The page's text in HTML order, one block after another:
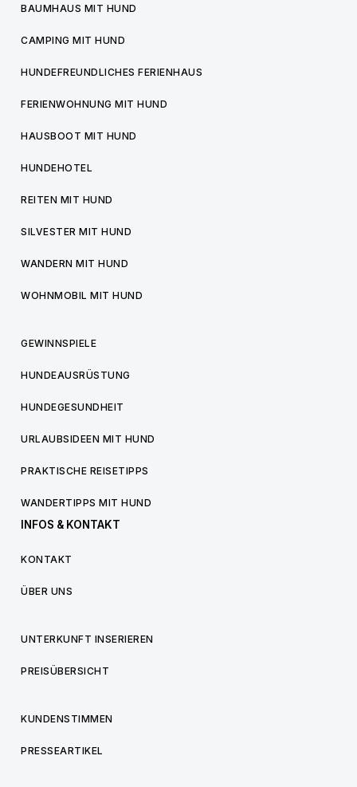
BAUMHAUS MIT HUND
CAMPING MIT HUND
HUNDEFREUNDLICHES FERIENHAUS
FERIENWOHNUNG MIT HUND
HAUSBOOT MIT HUND
HUNDEHOTEL
REITEN MIT HUND
SILVESTER MIT HUND
WANDERN MIT HUND
WOHNMOBIL MIT HUND
GEWINNSPIELE
HUNDEAUSRÜSTUNG
HUNDEGESUNDHEIT
URLAUBSIDEEN MIT HUND
PRAKTISCHE REISETIPPS
WANDERTIPPS MIT HUND
INFOS & KONTAKT
KONTAKT
ÜBER UNS
UNTERKUNFT INSERIEREN
PREISÜBERSICHT
KUNDENSTIMMEN
PRESSEARTIKEL